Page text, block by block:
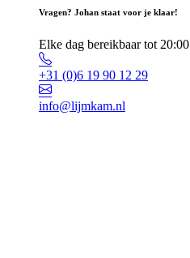
Vragen? Johan staat voor je klaar!
Elke dag bereikbaar tot 20:00
+31 (0)6 19 90 12 29
info@lijmkam.nl